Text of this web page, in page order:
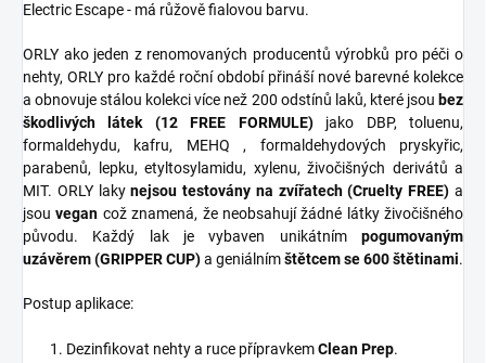
Electric Escape - má růžově fialovou barvu.
ORLY ako jeden z renomovaných producentů výrobků pro péči o
nehty, ORLY pro každé roční období přináší nové barevné kolekce
a obnovuje stálou kolekci více než 200 odstínů laků, které jsou bez
škodlivých látek (12 FREE FORMULE)jako DBP, toluenu,
formaldehydu, kafru, MEHQ , formaldehydových pryskyřic,
parabenů, lepku, etyltosylamidu, xylenu, živočišných derivátů a
MIT. ORLY lakynejsou testovány na zvířatech (Cruelty FREE) a
jsouvegan což znamená, že neobsahují žádné látky živočišného
původu. Každý lak je vybaven unikátním pogumovaným
uzávěrem (GRIPPER CUP)a geniálnímštětcem se 600 štětinami.
Postup aplikace:
Dezinfikovat nehty a ruce přípravkemClean Prep.